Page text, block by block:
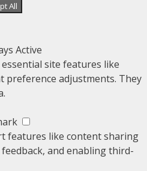
All
Active
site features like
preference adjustments. They
features like content sharing
and enabling third-